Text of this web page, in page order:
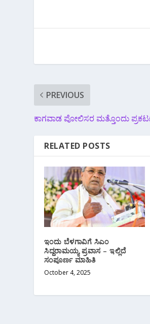
PREVIOUS
ಕಾಗವಾಡ ಪೋಲಿಸರ ಮತ್ತೊಂದು
RELATED POSTS
ಇಂದು ಬೆಳಗಾವಿಗೆ ಸಿಎಂ
ಸಿದ್ದರಾಮಯ್ಯ ಪ್ರವಾಸ – ಇಲ್ಲಿದೆ
ಸಂಪೂರ್ಣ ಮಾಹಿತಿ
October 4, 2025